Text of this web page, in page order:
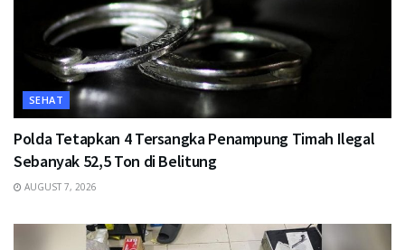
SEHAT
Polda Tetapkan 4 Tersangka Penampung Timah Ilegal
Sebanyak 52,5 Ton di Belitung
AUGUST 7, 2026